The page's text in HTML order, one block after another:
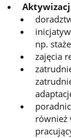
np.
zajęcia
również